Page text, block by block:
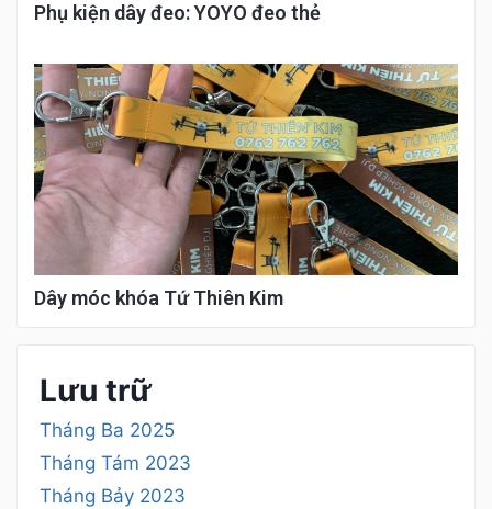
Phụ kiện dây đeo: YOYO đeo thẻ
Dây móc khóa Tứ Thiên Kim
Lưu trữ
Tháng Ba 2025
Tháng Tám 2023
Tháng Bảy 2023